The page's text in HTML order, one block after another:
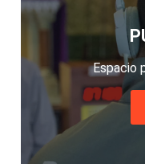
Espacio